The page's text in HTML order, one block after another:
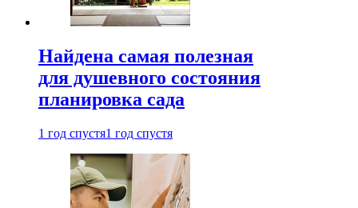
Найдена самая полезная
для душевного состояния
планировка сада
1 год спустя1 год спустя